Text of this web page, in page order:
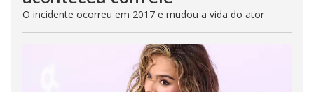
O incidente ocorreu em 2017 e mudou a vida do ator